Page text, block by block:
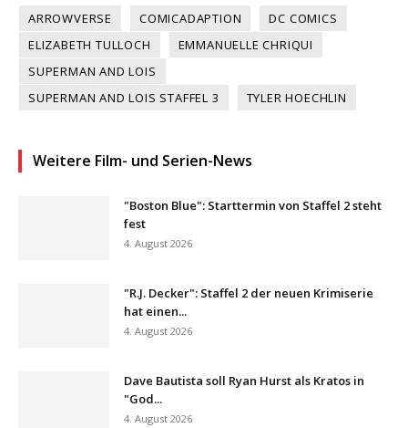
ARROWVERSE COMICADAPTION
DC COMICS
ELIZABETH TULLOCH
EMMANUELLE CHRIQUI
SUPERMAN AND LOIS
SUPERMAN AND LOIS STAFFEL 3
TYLER HOECHLIN
Weitere Film- und Serien-News
"Boston Blue": Starttermin von Staffel 2 steht
fest
4. August 2026
"R.J. Decker": Staffel 2 der neuen Krimiserie
hat einen...
4. August 2026
Dave Bautista soll Ryan Hurst als Kratos in
"God...
4. August 2026